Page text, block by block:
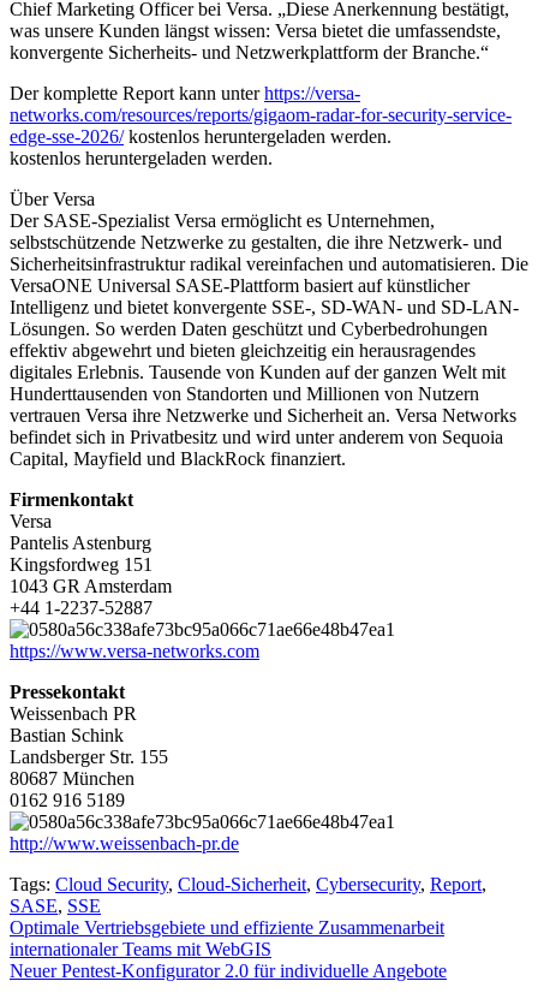
Chief Marketing Officer bei Versa. „Diese Anerkennung bestätigt,
was unsere Kunden längst wissen: Versa bietet die umfassendste,
konvergente Sicherheits- und Netzwerkplattform der Branche.“
Der komplette Report kann unterhttps://versa-
networks.com/resources/reports/gigaom-radar-for-security-service-
edge-sse-2026/kostenlos heruntergeladen werden.
kostenlos heruntergeladen werden.
Über Versa
Der SASE-Spezialist Versa ermöglicht es Unternehmen,
selbstschützende Netzwerke zu gestalten, die ihre Netzwerk- und
Sicherheitsinfrastruktur radikal vereinfachen und automatisieren. Die
VersaONE Universal SASE-Plattform basiert auf künstlicher
Intelligenz und bietet konvergente SSE-, SD-WAN- und SD-LAN-
Lösungen. So werden Daten geschützt und Cyberbedrohungen
effektiv abgewehrt und bieten gleichzeitig ein herausragendes
digitales Erlebnis. Tausende von Kunden auf der ganzen Welt mit
Hunderttausenden von Standorten und Millionen von Nutzern
vertrauen Versa ihre Netzwerke und Sicherheit an. Versa Networks
befindet sich in Privatbesitz und wird unter anderem von Sequoia
Capital, Mayfield und BlackRock finanziert.
Firmenkontakt
Versa
Pantelis Astenburg
Kingsfordweg 151
1043 GR Amsterdam
+44 1-2237-52887
https://www.versa-networks.com
Pressekontakt
Weissenbach PR
Bastian Schink
Landsberger Str. 155
80687 München
0162 916 5189
http://www.weissenbach-pr.de
Tags: Cloud Security, Cloud-Sicherheit, Cybersecurity, Report,
SASE, SSE
Beitragsnavigation
Optimale Vertriebsgebiete und effiziente Zusammenarbeit
internationaler Teams mit WebGIS
Neuer Pentest-Konfigurator 2.0 für individuelle Angebote